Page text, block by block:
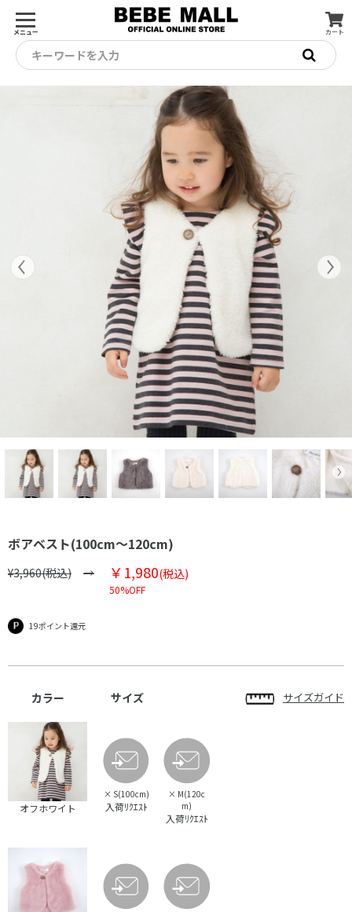
メニュー カート
キーワードを入力
ボアベスト(100cm～120cm)
¥3,960(税込) ￥1,980(税込)
50%OFF
19ポイント還元
カラー サイズ サイズガイド
オフホワイト
× S(100cm)
入荷ﾘｸｴｽﾄ
× M(120c
m)
入荷ﾘｸｴｽﾄ